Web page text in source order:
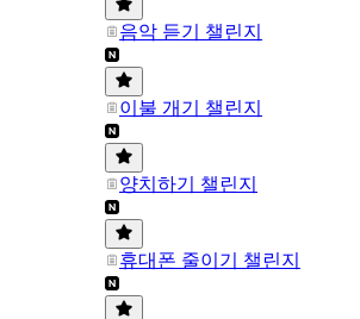
음악 듣기 챌린지
이불 개기 챌린지
양치하기 챌린지
휴대폰 줄이기 챌린지